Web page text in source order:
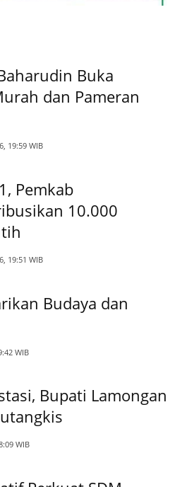
Buka
dan Pameran
19:59 WIB
Pemkab
10.000
19:51 WIB
Budaya dan
WIB
Bupati Lamongan
WIB